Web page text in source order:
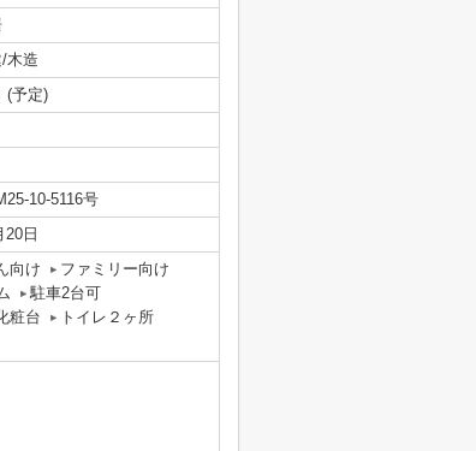
木造
(予定)
10-5116号
20日
向け
ファミリー向け
駐車2台可
粧台
トイレ２ヶ所